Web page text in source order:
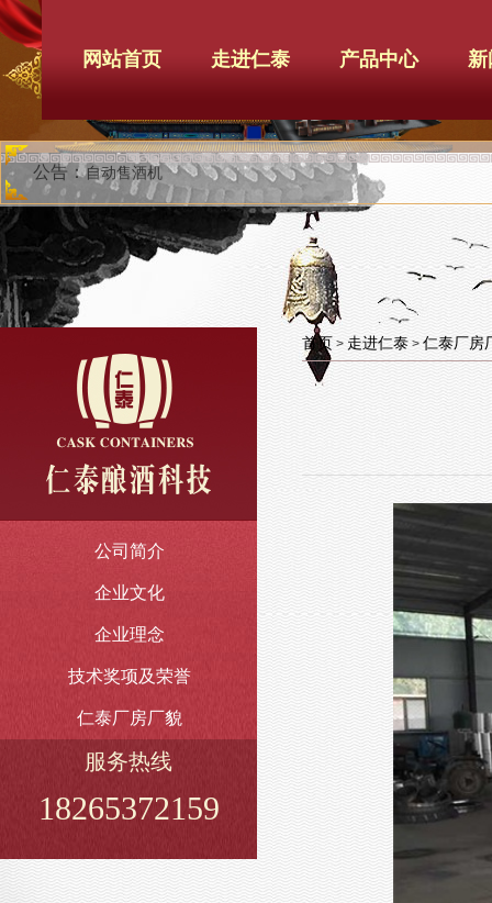
网站首页 走进仁泰 产品中心 新
公告：自动售酒机
公司简介
企业文化
企业理念
技术奖项及荣誉
仁泰厂房厂貌
服务热线
18265372159
首页 > 走进仁泰 > 仁泰厂房